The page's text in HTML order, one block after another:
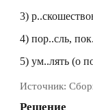
3)
4) пор..сль,
5) ум..лять (о
Источник:
Решение